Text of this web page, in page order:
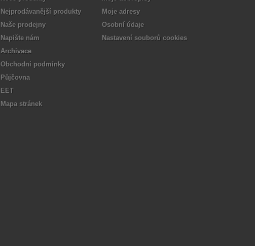
Nejprodávanější produkty
Naše prodejny
Napište nám
Archivace
Obchodní podmínky
Půjčovna
EET
Mapa stránek
Moje adresy
Osobní údaje
Nastavení souborů cookies